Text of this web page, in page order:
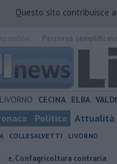
Questo sito contribuisce
LIVORNO CECINA ELBA
Politica Attualità
COLLESALVETTI LIVORNO
contraria